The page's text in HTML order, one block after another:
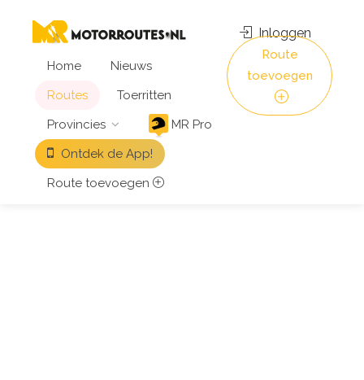
Home
Nieuws
Routes
Toerritten
Provincies
MR Pro
Ontdek de App!
Route toevoegen
Inloggen
Route
toevoegen